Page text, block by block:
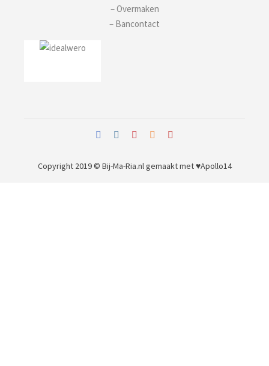
– Overmaken
– Bancontact
Copyright 2019 © Bij-Ma-Ria.nl gemaakt met ♥Apollo14